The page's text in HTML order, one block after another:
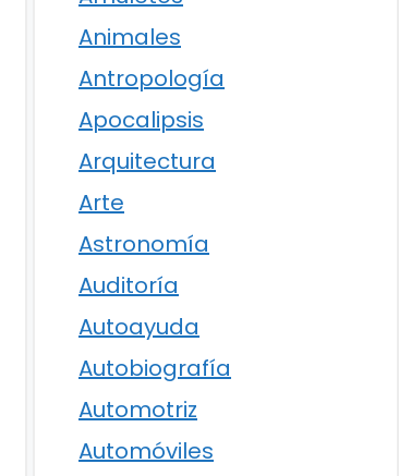
Animales
Antropología
Apocalipsis
Arquitectura
Arte
Astronomía
Auditoría
Autoayuda
Autobiografía
Automotriz
Automóviles